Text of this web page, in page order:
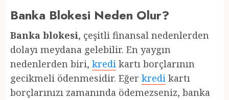
Banka Blokesi Neden Olur?
Banka blokesi, çeşitli finansal nedenlerden
dolayı meydana gelebilir. En yaygın
nedenlerden biri, kredi kartı borçlarının
gecikmeli ödenmesidir. Eğer kredi kartı
borçlarınızı zamanında ödemezseniz, banka